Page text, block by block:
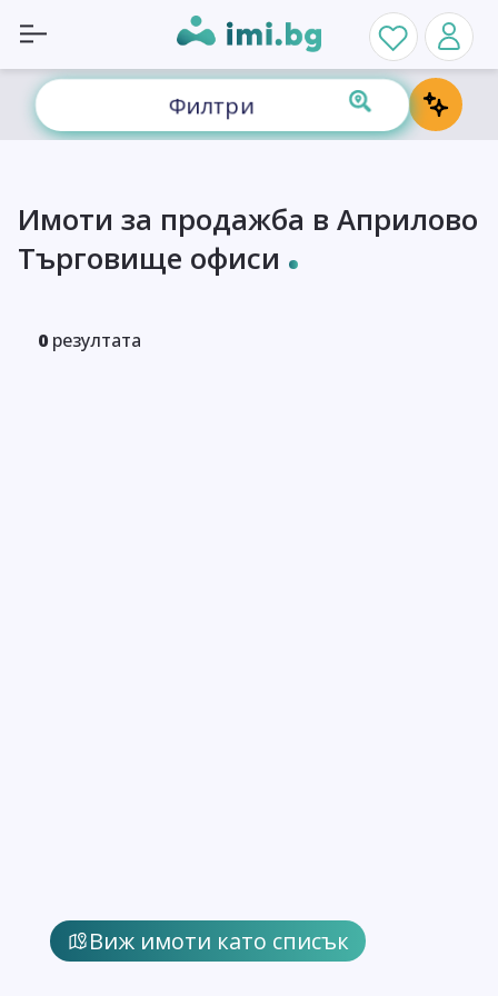
Филтри
Виж имоти като списък
Имоти за продажба в Априлово
Търговище офиси
0 резултата